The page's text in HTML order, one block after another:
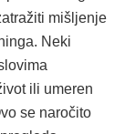
mišljenje
Neki
ili umeren
se naročito